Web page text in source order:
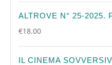
ALTROVE N° 25-2025.
€18.00
IL CINEMA